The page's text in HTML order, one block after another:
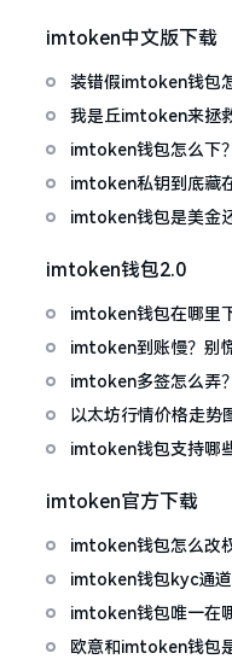
imtoken中文版下载
装错假imtoken钱包
招能救急
我是丘imtoken来拯
imtoken钱包怎么下
imtoken私钥到底藏
imtoken钱包是美金
imtoken钱包2.0
imtoken钱包在哪里
imtoken到账慢？别
imtoken多签怎么弄
以太坊行情价格走势
imtoken钱包支持哪
imtoken官方下载
imtoken钱包怎么改
人
imtoken钱包kyc通道
imtoken钱包唯一在
欧意和imtoken钱包